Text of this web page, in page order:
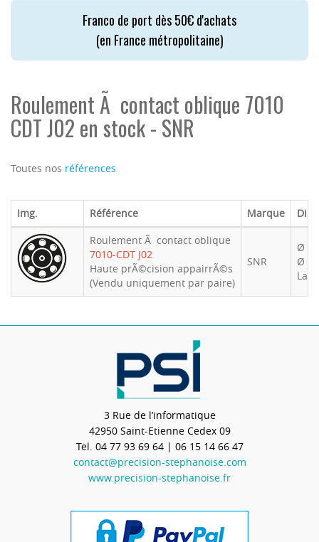
Franco de port dès 50€ d'achats
(en France métropolitaine)
Roulement Ã contact oblique 7010
CDT J02 en stock - SNR
Toutes nos références
Img. Référence Marque
Roulement Ã contact oblique
7010-CDT J02
Haute prÃ©cision appairrÃ©s
(Vendu uniquement par paire)
SNR
Ø
Ø
3 Rue de l’informatique
42950 Saint-Etienne Cedex 09
Tel. 04 77 93 69 64| 06 15 14 66 47
contact@precision-stephanoise.com
www.precision-stephanoise.fr